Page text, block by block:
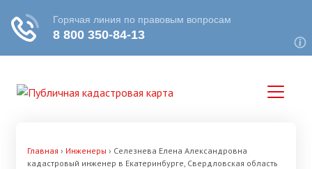
Главная › Инженеры › Селезнева Елена Александровна
кадастровый инженер в Екатеринбурге, Свердловская область